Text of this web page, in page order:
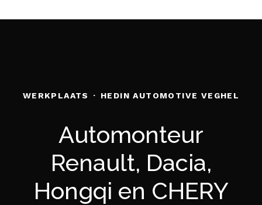
WERKPLAATS · HEDIN AUTOMOTIVE VEGHEL
Automonteur
Renault, Dacia,
Hongqi en CHERY